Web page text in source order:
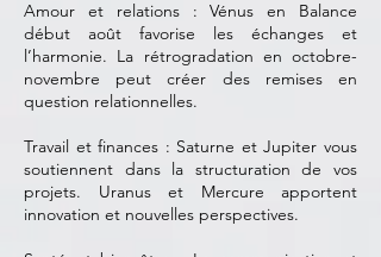
Amour et relations : Vénus en Balance
début août favorise les échanges et
l’harmonie. La rétrogradation en octobre-
novembre peut créer des remises en
question relationnelles.
Travail et finances : Saturne et Jupiter vous
soutiennent dans la structuration de vos
projets. Uranus et Mercure apportent
innovation et nouvelles perspectives.